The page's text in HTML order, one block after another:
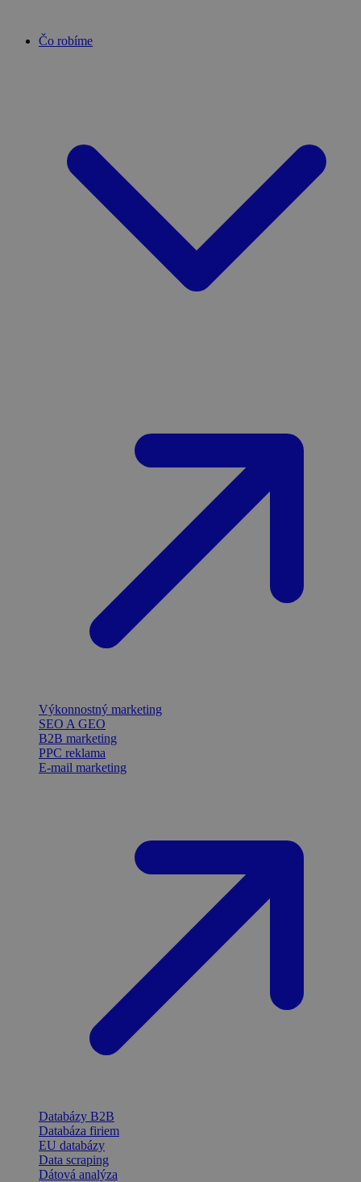
Čo robíme
Výkonnostný marketing
SEO A GEO
B2B marketing
PPC reklama
E-mail marketing
Databázy B2B
Databáza firiem
EU databázy
Data scraping
Dátová analýza